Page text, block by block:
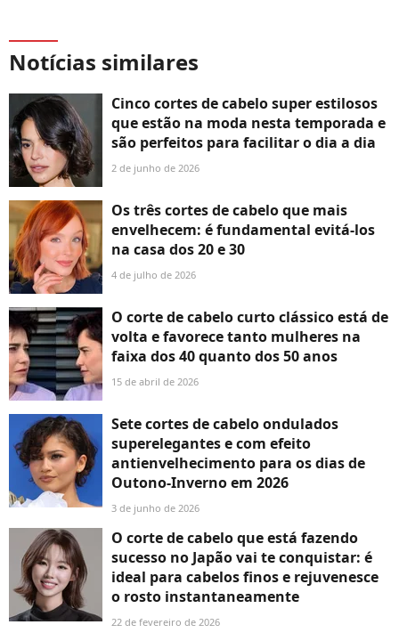
Notícias similares
Cinco cortes de cabelo super estilosos
que estão na moda nesta temporada e
são perfeitos para facilitar o dia a dia
2 de junho de 2026
Os três cortes de cabelo que mais
envelhecem: é fundamental evitá-los
na casa dos 20 e 30
4 de julho de 2026
O corte de cabelo curto clássico está de
volta e favorece tanto mulheres na
faixa dos 40 quanto dos 50 anos
15 de abril de 2026
Sete cortes de cabelo ondulados
superelegantes e com efeito
antienvelhecimento para os dias de
Outono-Inverno em 2026
3 de junho de 2026
O corte de cabelo que está fazendo
sucesso no Japão vai te conquistar: é
ideal para cabelos finos e rejuvenesce
o rosto instantaneamente
22 de fevereiro de 2026